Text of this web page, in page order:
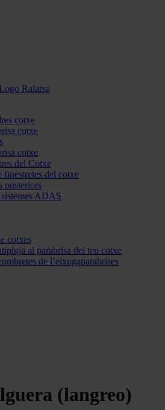
cotxe
cotxe
cotxe
del Cotxe
finestretes del cotxe
posteriors
ADAS
cotxes
al parabrisa del teu cotxe
de l’eixugaparabrises
(langreo)